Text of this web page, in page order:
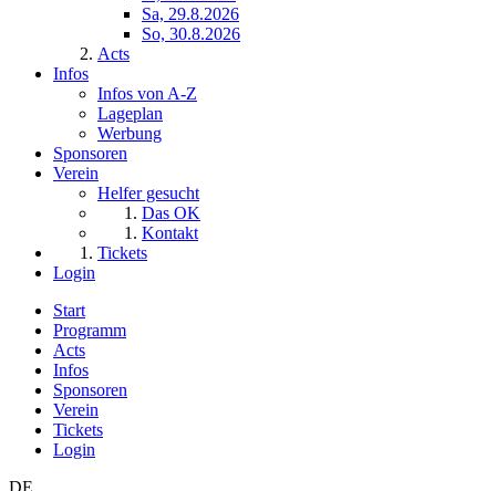
Sa, 29.8.2026
So, 30.8.2026
Acts
Infos
Infos von A-Z
Lageplan
Werbung
Sponsoren
Verein
Helfer gesucht
Das OK
Kontakt
Tickets
Login
Start
Programm
Acts
Infos
Sponsoren
Verein
Tickets
Login
DE